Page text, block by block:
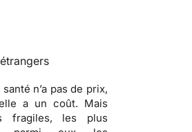
n’a pas de prix,
a un coût. Mais
fragiles, les plus